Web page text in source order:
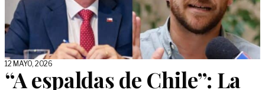
12 MAYO, 2026
“A espaldas de Chile”: La